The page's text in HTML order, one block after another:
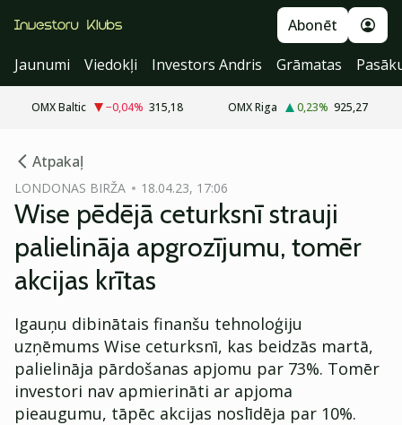
Abonēt
Jaunumi
Viedokļi Investors Andris Grāmatas
OMX Baltic −0,04% 315,18 OMX Riga 0,23% 925,27
Atpakaļ
LONDONAS BIRŽA 18.04.23, 17:06
Wise pēdējā ceturksnī strauji
palielināja apgrozījumu, tomēr
akcijas krītas
Igauņu dibinātais finanšu tehnoloģiju
uzņēmums Wise ceturksnī, kas beidzās martā,
palielināja pārdošanas apjomu par 73%. Tomēr
investori nav apmierināti ar apjoma
pieaugumu, tāpēc akcijas noslīdēja par 10%.